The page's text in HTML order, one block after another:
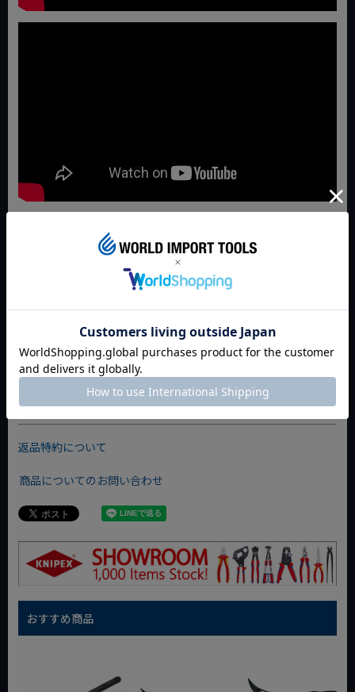
WITは、当店ワールドインポートツールズが立ち上げた日本発
の製品ブランドです。
プロメカニックの現場の声をもとに企画され、高品質・手頃な
価格・かゆい所に手が届くユニークさを兼ね備えた工具を展開
しています。
～ブランドメッセージ～
その手が新しい価値を産む瞬間を見たい。
「プロ性能」「デザイン」「便利」をひとつに。
『Change the Work WIT』三位一体で紡ぐワークスタイル。
返品特約について
商品についてのお問い合わせ
おすすめ商品